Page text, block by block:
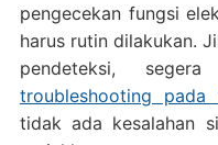
pengecekan fungsi
harus rutin dilakukan.
pendeteksi,
troubleshooting pada
tidak ada kesalahan